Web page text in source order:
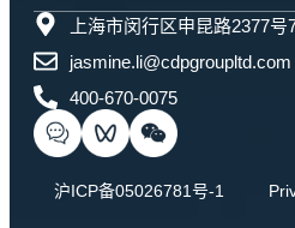
上海市闵行区申昆路2377号
jasmine.li@cdpgroupltd.com
400-670-0075
沪ICP备05026781号-1